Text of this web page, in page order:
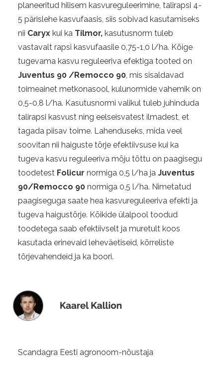
planeeritud hilisem kasvureguleerimine, talirapsi 4-
5 pärislehe kasvufaasis, siis sobivad kasutamiseks
nii Caryx kui ka Tilmor, kasutusnorm tuleb
vastavalt rapsi kasvufaasile 0,75-1,0 l/ha. Kõige
tugevama kasvu reguleeriva efektiga tooted on
Juventus 90 /Remocco 90, mis sisaldavad
toimeainet metkonasool, kulunormide vahemik on
0,5-0,8 l/ha. Kasutusnormi valikul tuleb juhinduda
talirapsi kasvust ning eelseisvatest ilmadest, et
tagada piisav toime. Lahenduseks, mida veel
soovitan nii haiguste tõrje efektiivsuse kui ka
tugeva kasvu reguleeriva mõju tõttu on paagisegu
toodetest Folicur normiga 0,5 l/ha ja Juventus
90/Remocco 90 normiga 0,5 l/ha. Nimetatud
paagiseguga saate hea kasvureguleeriva efekti ja
tugeva haigustõrje. Kõikide ülalpool toodud
toodetega saab efektiivselt ja muretult koos
kasutada erinevaid leheväetiseid, kõrreliste
tõrjevahendeid ja ka boori.
Scandagra Eesti agronoom-nõustaja